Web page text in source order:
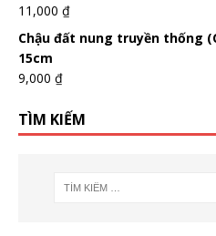
11,000 ₫
Chậu đất nung truyền thống
15cm
9,000 ₫
TÌM KIẾM